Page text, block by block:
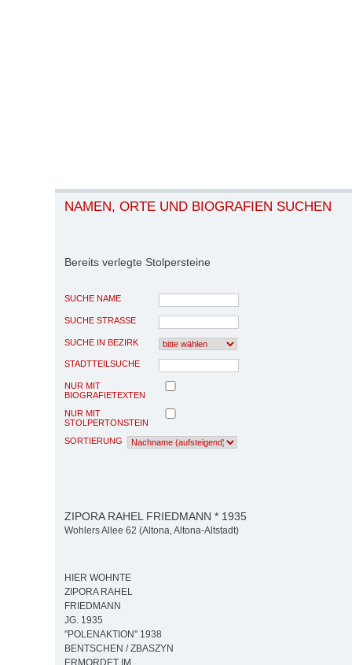
NAMEN, ORTE UND BIOGRAFIEN SUCHEN
Bereits verlegte Stolpersteine
SUCHE NAME
SUCHE STRASSE
SUCHE IN BEZIRK
STADTTEILSUCHE
NUR MIT
BIOGRAFIETEXTEN
NUR MIT
STOLPERTONSTEIN
SORTIERUNG
ZIPORA RAHEL FRIEDMANN * 1935
Wohlers Allee 62 (Altona, Altona-Altstadt)
HIER WOHNTE
ZIPORA RAHEL
FRIEDMANN
JG. 1935
"POLENAKTION" 1938
BENTSCHEN / ZBASZYN